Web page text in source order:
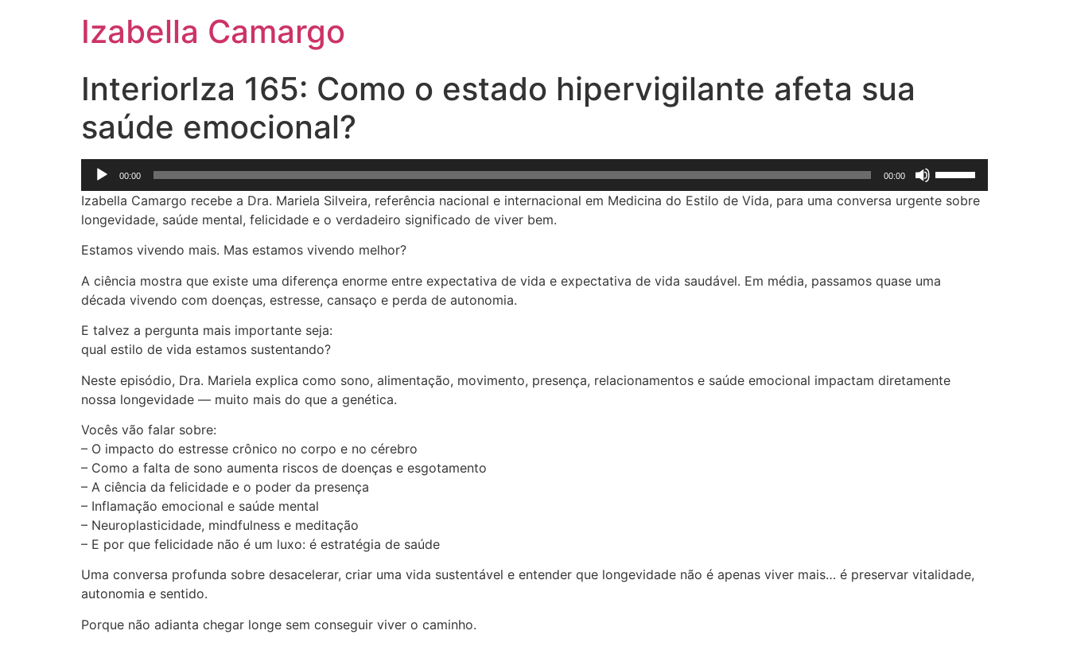
Izabella Camargo
InteriorIza 165: Como o estado hipervigilante afeta sua
saúde emocional?
Tocador
de
áudio
00:00 00:00
setas
para
diminuir
Izabella Camargo recebe a Dra. Mariela Silveira, referência nacional e internacional em Medicina do Estilo de Vida, para uma conversa urgente sobre
longevidade, saúde mental, felicidade e o verdadeiro significado de viver bem.
Estamos vivendo mais. Mas estamos vivendo melhor?
A ciência mostra que existe uma diferença enorme entre expectativa de vida e expectativa de vida saudável. Em média, passamos quase uma
década vivendo com doenças, estresse, cansaço e perda de autonomia.
E talvez a pergunta mais importante seja:
qual estilo de vida estamos sustentando?
Neste episódio, Dra. Mariela explica como sono, alimentação, movimento, presença, relacionamentos e saúde emocional impactam diretamente
nossa longevidade — muito mais do que a genética.
Vocês vão falar sobre:
– O impacto do estresse crônico no corpo e no cérebro
– Como a falta de sono aumenta riscos de doenças e esgotamento
– A ciência da felicidade e o poder da presença
– Inflamação emocional e saúde mental
– Neuroplasticidade, mindfulness e meditação
– E por que felicidade não é um luxo: é estratégia de saúde
Uma conversa profunda sobre desacelerar, criar uma vida sustentável e entender que longevidade não é apenas viver mais… é preservar vitalidade,
autonomia e sentido.
Porque não adianta chegar longe sem conseguir viver o caminho.